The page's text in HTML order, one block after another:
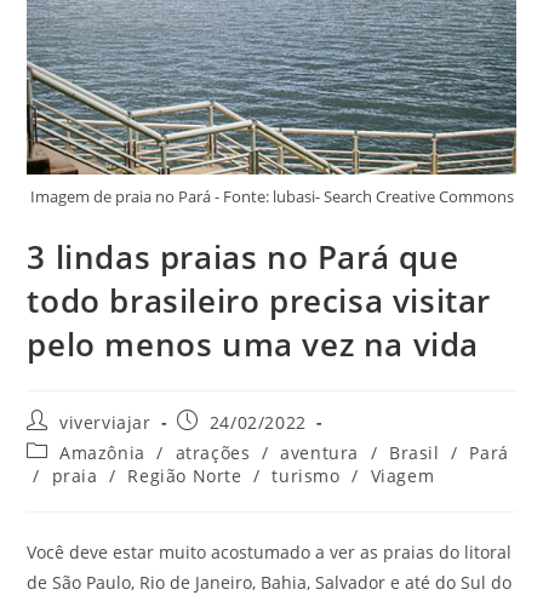
Imagem de praia no Pará - Fonte: lubasi- Search Creative Commons
3 lindas praias no Pará que
todo brasileiro precisa visitar
pelo menos uma vez na vida
Autor
do
post:
viverviajar
Post
publicado:
24/02/2022
Categoria
do
Amazônia / atrações / aventura / Brasil / Pará
/
praia / Região Norte / turismo / Viagem
Você deve estar muito acostumado a ver as praias do litoral
de São Paulo, Rio de Janeiro, Bahia, Salvador e até do Sul do